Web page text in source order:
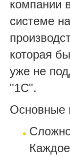
компании
системе
которая
уже не
"1С".
Основные